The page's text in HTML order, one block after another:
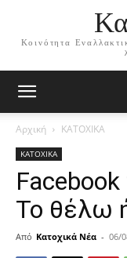
Κοινότητα
Αρχική ΚΑΤΟΧΙΚΑ
ΚΑΤΟΧΙΚΑ
Το θέλω
Από Κατοχικά Νέα - 06/